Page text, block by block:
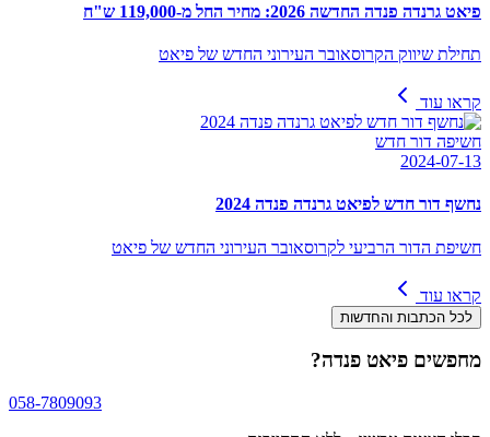
פיאט גרנדה פנדה החדשה 2026: מחיר החל מ-119,000 ש"ח
תחילת שיווק הקרוסאובר העירוני החדש של פיאט
קראו עוד
חשיפה דור חדש
2024-07-13
נחשף דור חדש לפיאט גרנדה פנדה 2024
חשיפת הדור הרביעי לקרוסאובר העירוני החדש של פיאט
קראו עוד
לכל הכתבות והחדשות
מחפשים פיאט פנדה?
058-7809093